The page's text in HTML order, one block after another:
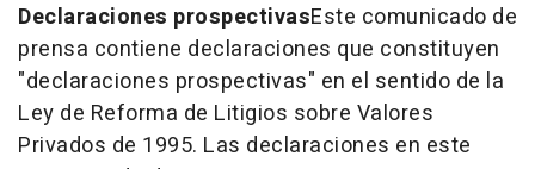
Declaraciones prospectivasEste comunicado de
prensa contiene declaraciones que constituyen
"declaraciones prospectivas" en el sentido de la
Ley de Reforma de Litigios sobre Valores
Privados de 1995. Las declaraciones en este